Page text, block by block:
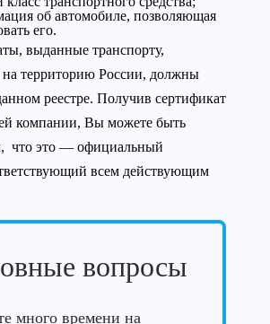
об автомобиле, позволяющая
его.
выданные транспорту,
территорию России, должны
реестре. Получив сертификат
компании, Вы можете быть
что это — официальный
всем действующим
вопросы
много времени на